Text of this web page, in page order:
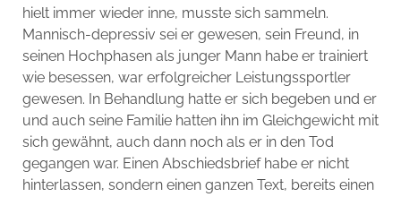
hielt immer wieder inne, musste sich sammeln.
Mannisch-depressiv sei er gewesen, sein Freund, in
seinen Hochphasen als junger Mann habe er trainiert
wie besessen, war erfolgreicher Leistungssportler
gewesen. In Behandlung hatte er sich begeben und er
und auch seine Familie hatten ihn im Gleichgewicht mit
sich gewähnt, auch dann noch als er in den Tod
gegangen war. Einen Abschiedsbrief habe er nicht
hinterlassen, sondern einen ganzen Text, bereits einen